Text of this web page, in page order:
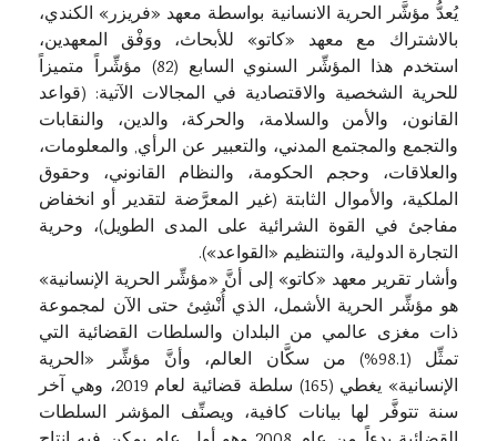
يُعدُّ مؤشَّر الحرية الانسانية بواسطة معهد «فريزر» الكندي،
بالاشتراك مع معهد «كاتو» للأبحاث، ووَفْق المعهدين،
استخدم هذا المؤشِّر السنوي السابع (82) مؤشِّراً متميزاً
للحرية الشخصية والاقتصادية في المجالات الآتية: (قواعد
القانون، والأمن والسلامة، والحركة، والدين، والنقابات
والتجمع والمجتمع المدني، والتعبير عن الرأي, والمعلومات،
والعلاقات، وحجم الحكومة، والنظام القانوني، وحقوق
الملكية، والأموال الثابتة (غير المعرَّضة لتقدير أو انخفاض
مفاجئ في القوة الشرائية على المدى الطويل)، وحرية
التجارة الدولية، والتنظيم «القواعد»).
وأشار تقرير معهد «كاتو» إلى أنَّ «مؤشِّر الحرية الإنسانية»
هو مؤشِّر الحرية الأشمل، الذي أُنْشِئ حتى الآن لمجموعة
ذات مغزى عالمي من البلدان والسلطات القضائية التي
تمثِّل (98.1%) من سكَّان العالم، وأنَّ مؤشِّر «الحرية
الإنسانية» يغطي (165) سلطة قضائية لعام 2019، وهي آخر
سنة تتوفَّر لها بيانات كافية، ويصنِّف المؤشر السلطات